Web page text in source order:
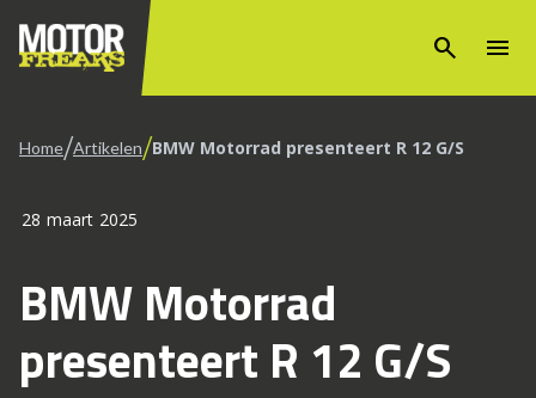
search menu
Home/Artikelen/BMW Motorrad presenteert R 12 G/S
28 maart 2025
BMW Motorrad
presenteert R 12 G/S